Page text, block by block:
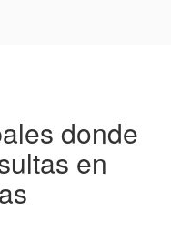
donde
en